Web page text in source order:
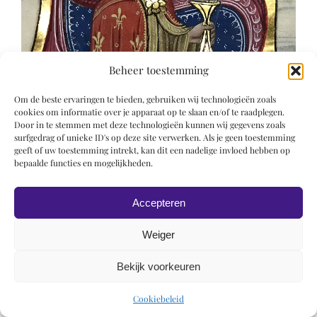
Beheer toestemming
Om de beste ervaringen te bieden, gebruiken wij technologieën zoals
cookies om informatie over je apparaat op te slaan en/of te raadplegen.
Door in te stemmen met deze technologieën kunnen wij gegevens zoals
surfgedrag of unieke ID's op deze site verwerken. Als je geen toestemming
geeft of uw toestemming intrekt, kan dit een nadelige invloed hebben op
bepaalde functies en mogelijkheden.
Accepteren
Weiger
Bekijk voorkeuren
Cookiebeleid
© 2019 Roel Wiechers | Powered byROCK Design